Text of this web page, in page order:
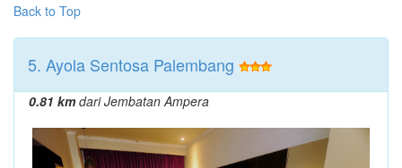
Back to Top
5. Ayola Sentosa Palembang
0.81 kmdari Jembatan Ampera